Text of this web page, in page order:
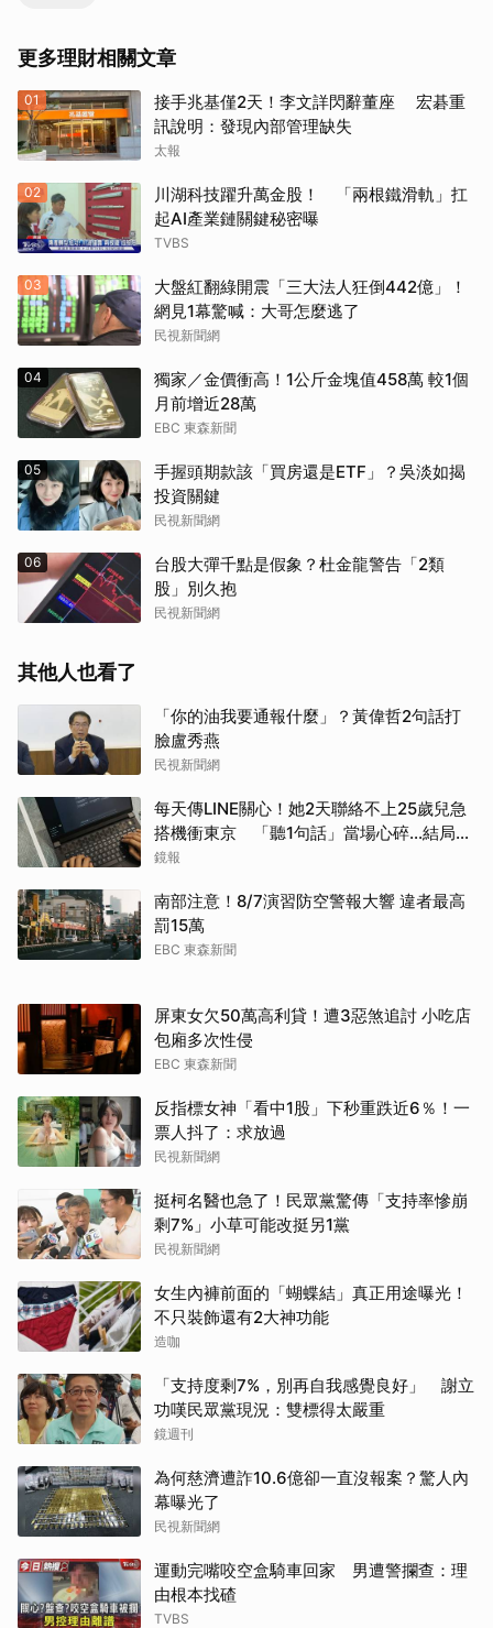
更多理財相關文章
01
接手兆基僅2天！李文詳閃辭董座 宏碁重
訊說明：發現內部管理缺失
太報
02
川湖科技躍升萬金股！ 「兩根鐵滑軌」扛
起AI產業鏈關鍵秘密曝
TVBS
03
大盤紅翻綠開震「三大法人狂倒442億」！
網見1幕驚喊：大哥怎麼逃了
民視新聞網
04
獨家／金價衝高！1公斤金塊值458萬 較1個
月前增近28萬
EBC 東森新聞
05
手握頭期款該「買房還是ETF」？吳淡如揭
投資關鍵
民視新聞網
06
台股大彈千點是假象？杜金龍警告「2類
股」別久抱
民視新聞網
其他人也看了
「你的油我要通報什麼」？黃偉哲2句話打
臉盧秀燕
民視新聞網
每天傳LINE關心！她2天聯絡不上25歲兒急
搭機衝東京 「聽1句話」當場心碎...結局看
哭網
鏡報
南部注意！8/7演習防空警報大響 違者最高
罰15萬
EBC 東森新聞
屏東女欠50萬高利貸！遭3惡煞追討 小吃店
包廂多次性侵
EBC 東森新聞
反指標女神「看中1股」下秒重跌近6％！一
票人抖了：求放過
民視新聞網
挺柯名醫也急了！民眾黨驚傳「支持率慘崩
剩7%」小草可能改挺另1黨
民視新聞網
女生內褲前面的「蝴蝶結」真正用途曝光！
不只裝飾還有2大神功能
造咖
「支持度剩7%，別再自我感覺良好」 謝立
功嘆民眾黨現況：雙標得太嚴重
鏡週刊
為何慈濟遭詐10.6億卻一直沒報案？驚人內
幕曝光了
民視新聞網
運動完嘴咬空盒騎車回家 男遭警攔查：理
由根本找碴
TVBS